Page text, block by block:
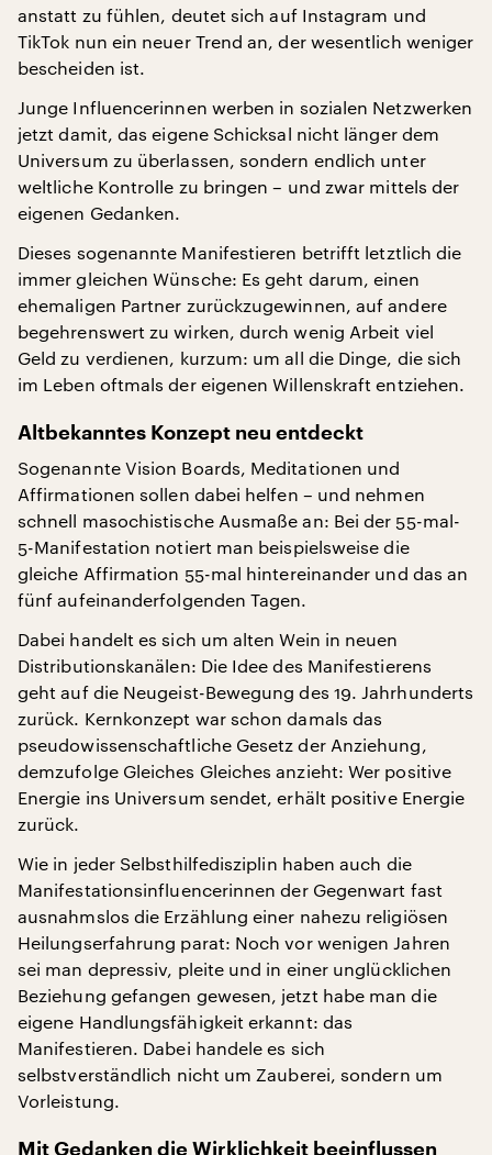
anstatt zu fühlen, deutet sich auf Instagram und
TikTok nun ein neuer Trend an, der wesentlich weniger
bescheiden ist.
Junge Influencerinnen werben in sozialen Netzwerken
jetzt damit, das eigene Schicksal nicht länger dem
Universum zu überlassen, sondern endlich unter
weltliche Kontrolle zu bringen – und zwar mittels der
eigenen Gedanken.
Dieses sogenannte Manifestieren betrifft letztlich die
immer gleichen Wünsche: Es geht darum, einen
ehemaligen Partner zurückzugewinnen, auf andere
begehrenswert zu wirken, durch wenig Arbeit viel
Geld zu verdienen, kurzum: um all die Dinge, die sich
im Leben oftmals der eigenen Willenskraft entziehen.
Altbekanntes Konzept neu entdeckt
Sogenannte Vision Boards, Meditationen und
Affirmationen sollen dabei helfen – und nehmen
schnell masochistische Ausmaße an: Bei der 55-mal-
5-Manifestation notiert man beispielsweise die
gleiche Affirmation 55-mal hintereinander und das an
fünf aufeinanderfolgenden Tagen.
Dabei handelt es sich um alten Wein in neuen
Distributionskanälen: Die Idee des Manifestierens
geht auf die Neugeist-Bewegung des 19. Jahrhunderts
zurück. Kernkonzept war schon damals das
pseudowissenschaftliche Gesetz der Anziehung,
demzufolge Gleiches Gleiches anzieht: Wer positive
Energie ins Universum sendet, erhält positive Energie
zurück.
Wie in jeder Selbsthilfedisziplin haben auch die
Manifestationsinfluencerinnen der Gegenwart fast
ausnahmslos die Erzählung einer nahezu religiösen
Heilungserfahrung parat: Noch vor wenigen Jahren
sei man depressiv, pleite und in einer unglücklichen
Beziehung gefangen gewesen, jetzt habe man die
eigene Handlungsfähigkeit erkannt: das
Manifestieren. Dabei handele es sich
selbstverständlich nicht um Zauberei, sondern um
Vorleistung.
Mit Gedanken die Wirklichkeit beeinflussen